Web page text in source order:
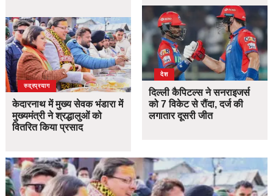
उत्तराखंड
देश
रुद्रप्रयाग
केदारनाथ में मुख्य सेवक भंडारा में
मुख्यमंत्री ने श्रद्धालुओं को
वितरित किया प्रसाद
देश
दिल्ली कैपिटल्स ने सनराइजर्स
को 7 विकेट से रौंदा, दर्ज की
लगातार दूसरी जीत